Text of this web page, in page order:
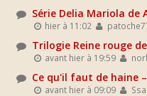
Série Delia Mariola de
hier à 11:02
Trilogie Reine rouge
avant hier à 19:59
Ce qu'il faut de haine
avant hier à 09:09